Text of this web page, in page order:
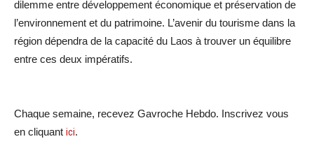
dilemme entre développement économique et préservation de
l’environnement et du patrimoine. L’avenir du tourisme dans la
région dépendra de la capacité du Laos à trouver un équilibre
entre ces deux impératifs.
Chaque semaine, recevez Gavroche Hebdo. Inscrivez vous
en cliquant ici.